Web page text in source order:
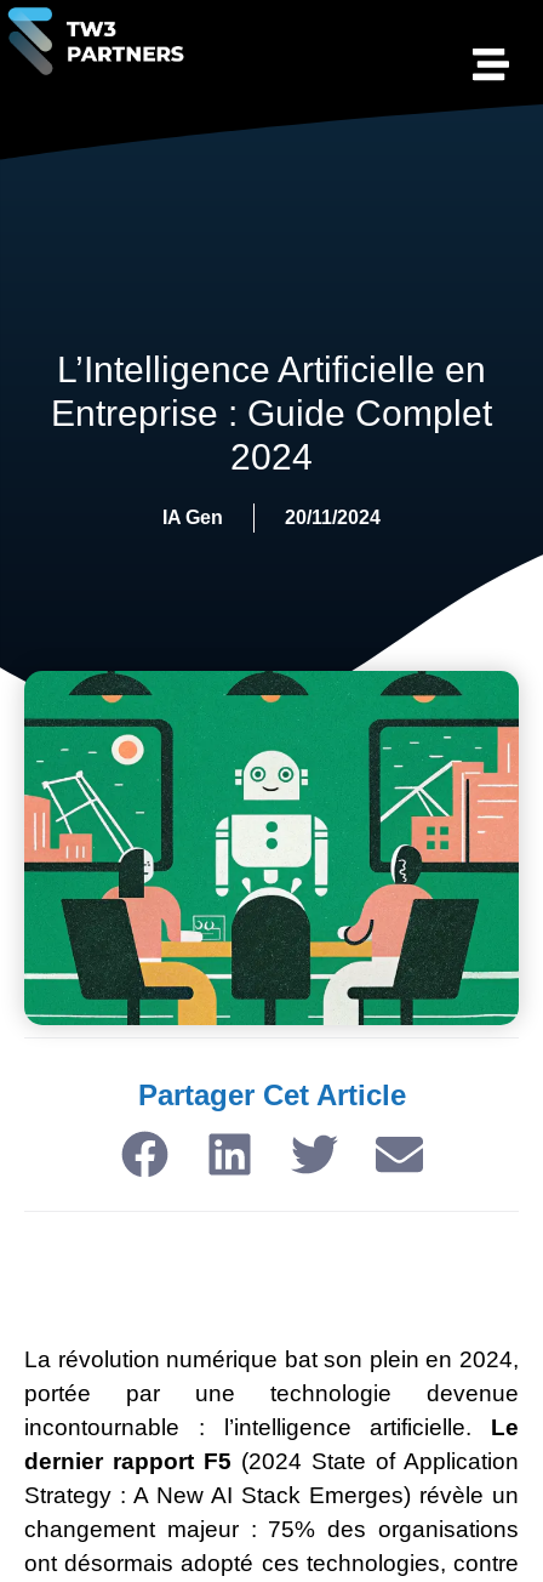
L’Intelligence Artificielle en
Entreprise : Guide Complet
2024
IA Gen 20/11/2024
Partager Cet Article​
La révolution numérique bat son plein en 2024,
portée par une technologie devenue
incontournable : l’intelligence artificielle. Le
dernier rapport F5 (2024 State of Application
Strategy : A New AI Stack Emerges) révèle un
changement majeur : 75% des organisations
ont désormais adopté ces technologies, contre